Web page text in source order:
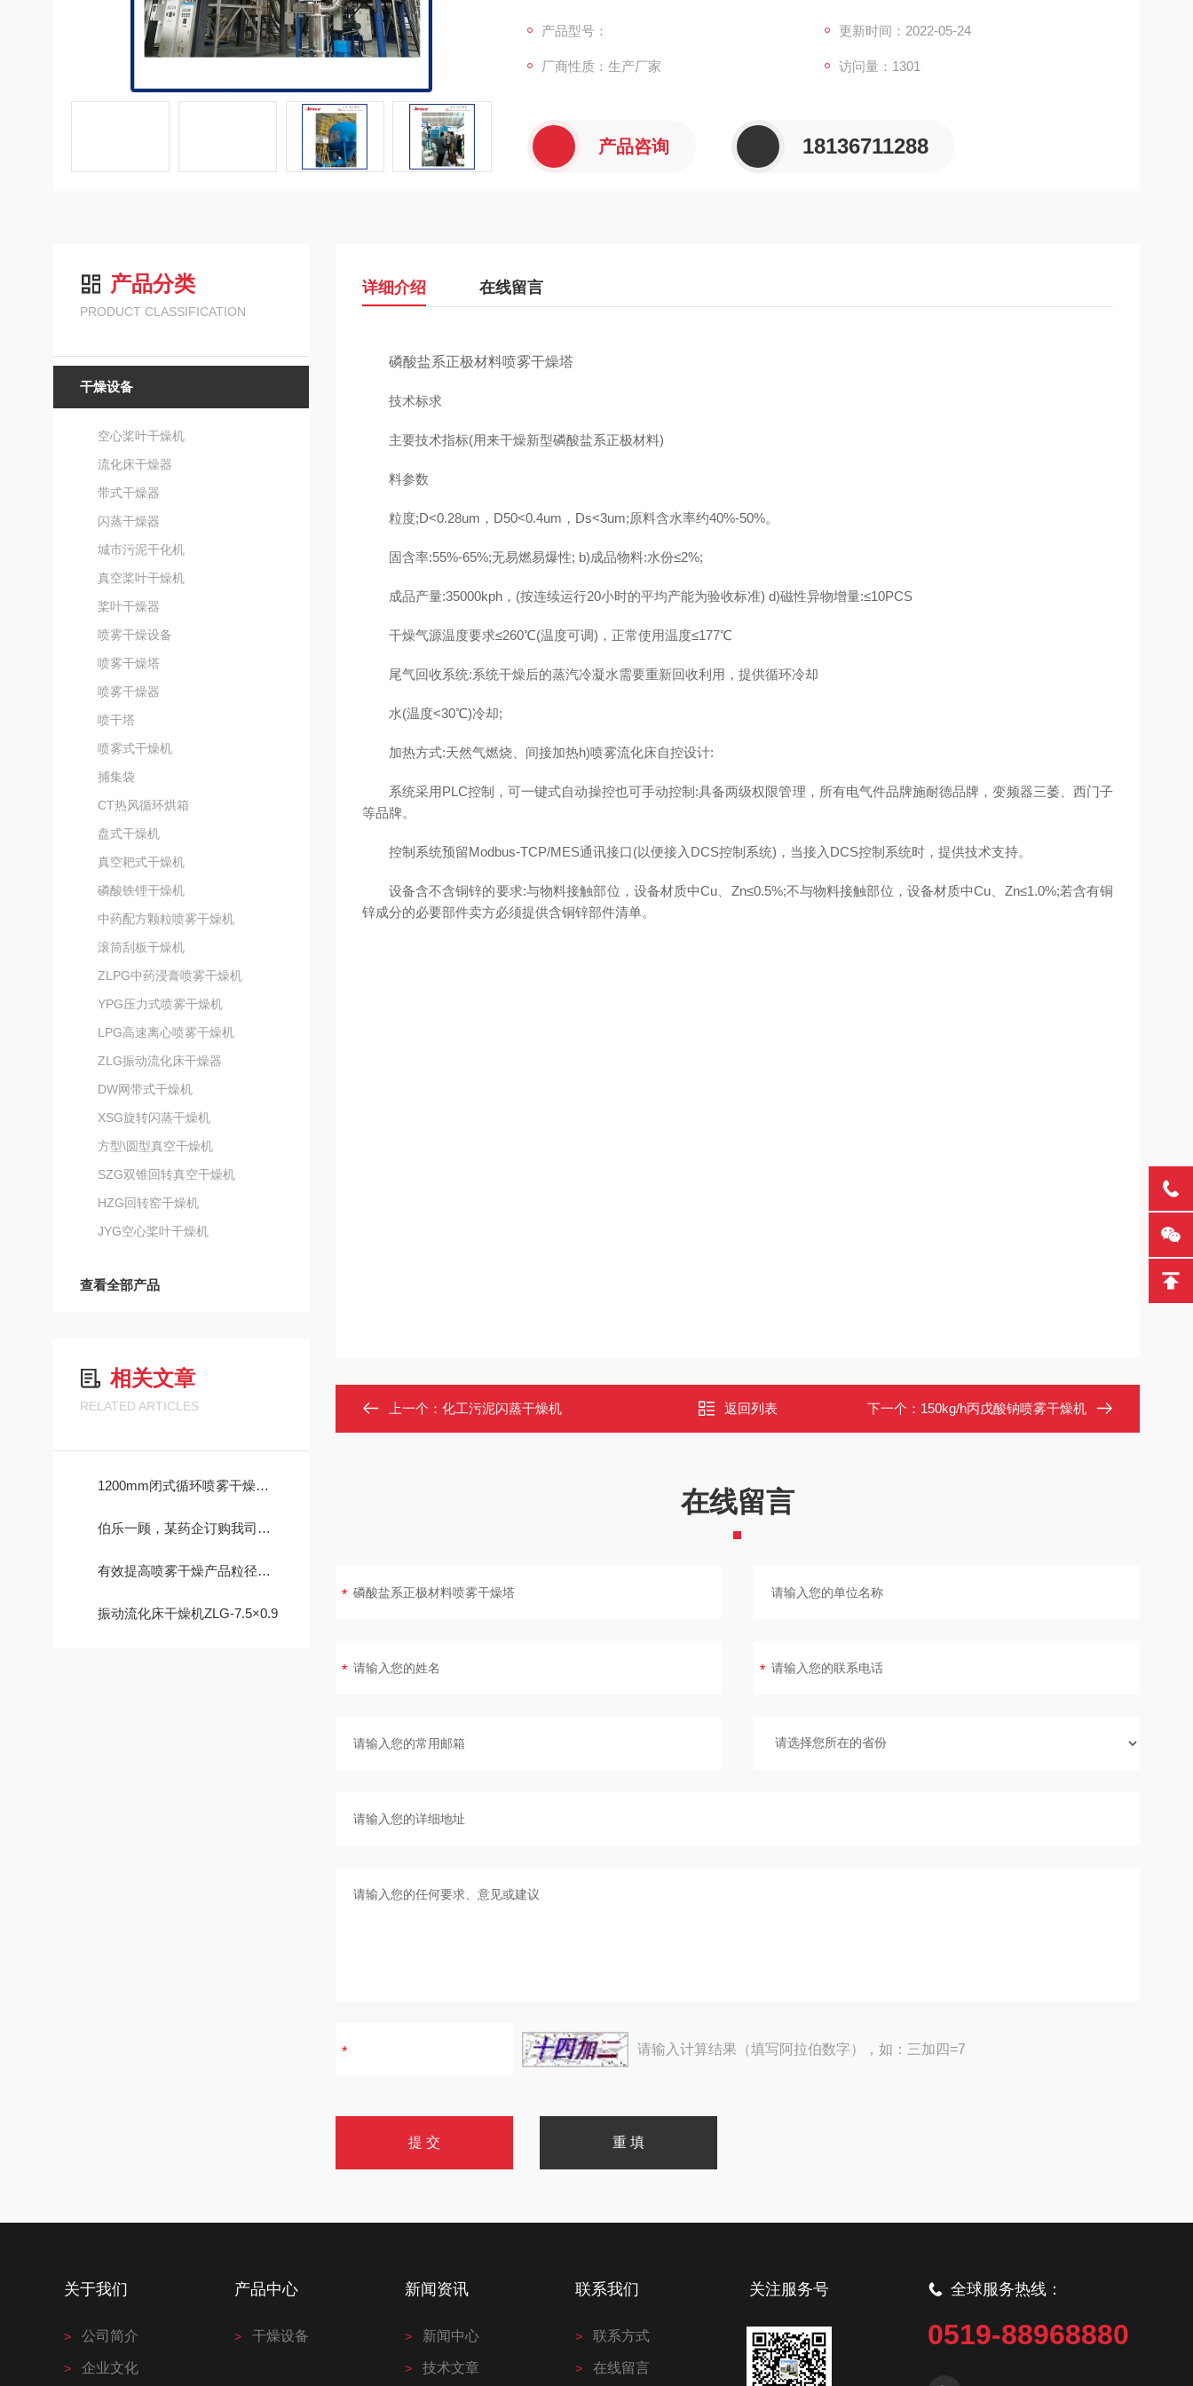
主要技术指标(用来干燥新型磷酸盐系正极材料)
料参数
固含率:55%-65%;无易燃易爆性; b)成品物料:水份≤2%;
产品型号： 更新时间：2022-05-24
厂商性质：生产厂家 访问量：1301
产品咨询 18136711288
产品分类
PRODUCT CLASSIFICATION
干燥设备
空心桨叶干燥机
流化床干燥器
带式干燥器
闪蒸干燥器
城市污泥干化机
真空桨叶干燥机
桨叶干燥器
喷雾干燥设备
喷雾干燥塔
喷雾干燥器
喷干塔
喷雾式干燥机
捕集袋
CT热风循环烘箱
盘式干燥机
真空耙式干燥机
磷酸铁锂干燥机
中药配方颗粒喷雾干燥机
滚筒刮板干燥机
ZLPG中药浸膏喷雾干燥机
YPG压力式喷雾干燥机
LPG高速离心喷雾干燥机
ZLG振动流化床干燥器
DW网带式干燥机
XSG旋转闪蒸干燥机
方型\圆型真空干燥机
SZG双锥回转真空干燥机
HZG回转窑干燥机
JYG空心桨叶干燥机
查看全部产品
相关文章
RELATED ARTICLES
1200mm闭式循环喷雾干燥系统
伯乐一顾，某药企订购我司多台干燥设备
有效提高喷雾干燥产品粒径的方法
振动流化床干燥机ZLG-7.5×0.9
详细介绍 在线留言
磷酸盐系正极材料喷雾干燥塔
技术标求
主要技术指标(用来干燥新型磷酸盐系正极材料)
料参数
粒度;D<0.28um，D50<0.4um，Ds<3um;原料含水率约40%-50%。
固含率:55%-65%;无易燃易爆性; b)成品物料:水份≤2%;
成品产量:35000kph，(按连续运行20小时的平均产能为验收标准) d)磁性异物增量:≤10PCS
干燥气源温度要求≤260℃(温度可调)，正常使用温度≤177℃
尾气回收系统:系统干燥后的蒸汽冷凝水需要重新回收利用，提供循环冷却
水(温度<30℃)冷却;
加热方式:天然气燃烧、间接加热h)喷雾流化床自控设计:
系统采用PLC控制，可一键式自动操控也可手动控制:具备两级权限管理，所有电气件品牌施耐德品牌，变频器三萎、西门子
等品牌。
控制系统预留Modbus-TCP/MES通讯接口(以便接入DCS控制系统)，当接入DCS控制系统时，提供技术支持。
设备含不含铜锌的要求:与物料接触部位，设备材质中Cu、Zn≤0.5%;不与物料接触部位，设备材质中Cu、Zn≤1.0%;若含有铜
锌成分的必要部件卖方必须提供含铜锌部件清单。
上一个： 化工污泥闪蒸干燥机 返回列表 下一个： 150kg/h丙戊酸钠喷雾干燥机
在线留言
请输入计算结果（填写阿拉伯数字），如：三加四=7
关于我们
公司简介
企业文化
产品中心
干燥设备
新闻资讯
新闻中心
技术文章
联系我们
联系方式
在线留言
关注服务号 全球服务热线：
0519-88968880